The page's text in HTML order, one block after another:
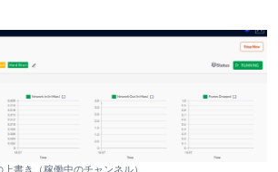
書き（稼働中のチャンネル）